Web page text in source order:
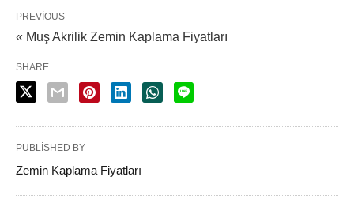
PREVIOUS
« Muş Akrilik Zemin Kaplama Fiyatları
SHARE
PUBLISHED BY
Zemin Kaplama Fiyatları